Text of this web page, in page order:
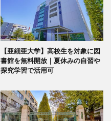
【亜細亜大学】高校生を対象に図
書館を無料開放｜夏休みの自習や
探究学習で活用可